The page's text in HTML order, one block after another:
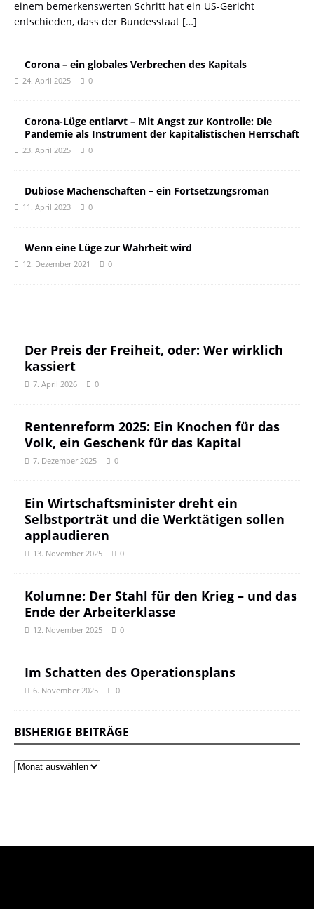
einem bemerkenswerten Schritt hat ein US-Gericht
entschieden, dass der Bundesstaat […]
Corona – ein globales Verbrechen des Kapitals
24. April 2025 0
Corona-Lüge entlarvt – Mit Angst zur Kontrolle: Die
Pandemie als Instrument der kapitalistischen Herrschaft
23. April 2025 0
Dubiose Machenschaften – ein Fortsetzungsroman
11. April 2023 0
Wenn eine Lüge zur Wahrheit wird
12. Dezember 2021 0
Der Preis der Freiheit, oder: Wer wirklich
kassiert
7. April 2026 0
Rentenreform 2025: Ein Knochen für das
Volk, ein Geschenk für das Kapital
7. Dezember 2025 0
Ein Wirtschaftsminister dreht ein
Selbstporträt und die Werktätigen sollen
applaudieren
13. November 2025 0
Kolumne: Der Stahl für den Krieg – und das
Ende der Arbeiterklasse
12. November 2025 0
Im Schatten des Operationsplans
6. November 2025 0
BISHERIGE BEITRÄGE